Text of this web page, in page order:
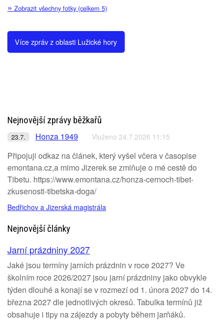
» Zobrazit všechny fotky (celkem 5)
Více zpráv z oblasti Lužické hory
Nejnovější zprávy běžkařů
23.7. Honza 1949 Vloženo 24.7.2026 11:15
Připojuji odkaz na článek, který vyšel včera v časopise
emontana.cz,a mimo Jizerek se zmiňuje o mé cestě do
Tibetu. https://www.emontana.cz/honza-cernoch-tibet-
zkusenosti-tibetska-doga/
Bedřichov a Jizerská magistrála
Nejnovější články
Jarní prázdniny 2027
Jaké jsou termíny jarních prázdnin v roce 2027? Ve
školním roce 2026/2027 jsou jarní prázdniny jako obvykle
týden dlouhé a konají se v rozmezí od 1. února 2027 do 14.
března 2027 dle jednotlivých okresů. Tabulka termínů již
obsahuje i tipy na zájezdy a pobyty během jarňáků.